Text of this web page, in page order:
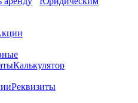
Калькулятор
Реквизиты